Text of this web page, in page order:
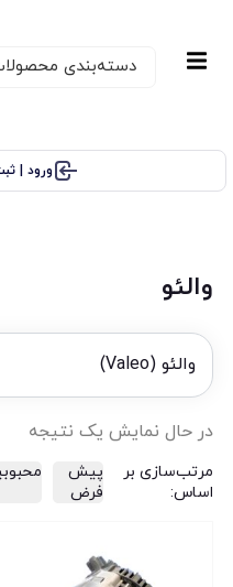
دسته‌بندی‌
ورود |
والئو
والئو (Valeo)
در حال نمایش یک نتیجه
مرتب‌سازی بر
اساس:
پیش
فرض